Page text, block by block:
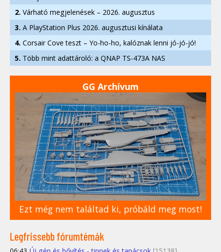
2. Várható megjelenések – 2026. augusztus
3. A PlayStation Plus 2026. augusztusi kínálata
4. Corsair Cove teszt – Yo-ho-ho, kalóznak lenni jó-jó-jó!
5. Több mint adattároló: a QNAP TS-473A NAS
GG Archívum
Ezt még nem találtad ki, próbáld meg most!
Legfrissebb fórumtémák